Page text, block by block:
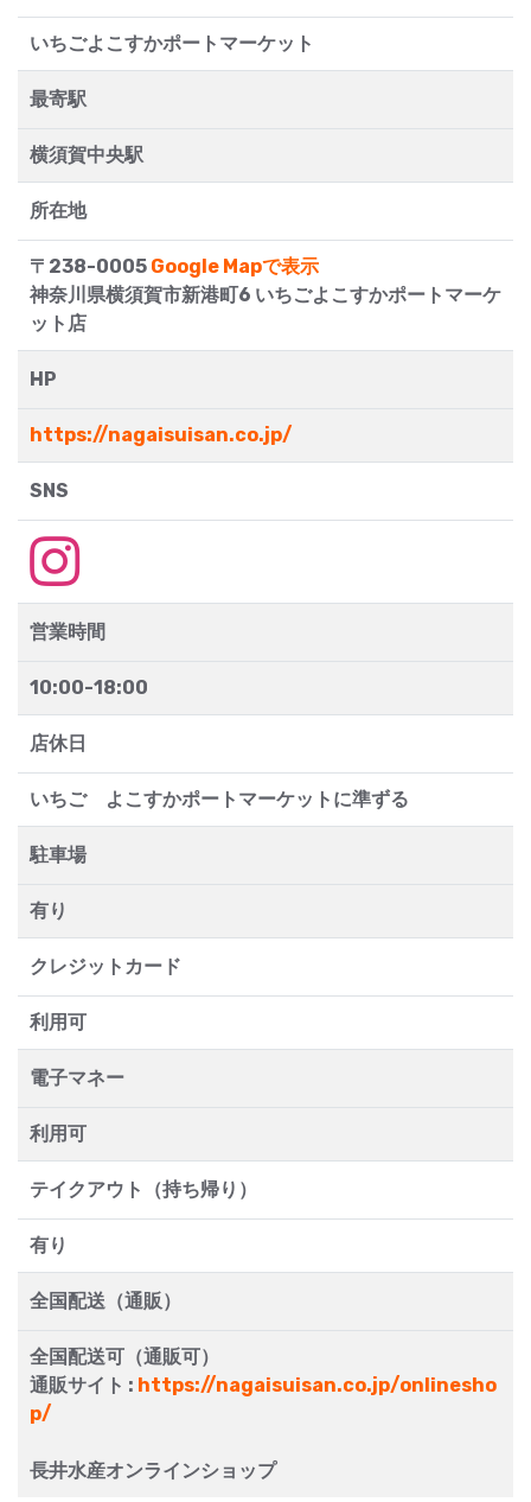
いちごよこすかポートマーケット
最寄駅
横須賀中央駅
所在地
〒238-0005 Google Mapで表示
神奈川県横須賀市新港町6 いちごよこすかポートマーケ
ット店
HP
https://nagaisuisan.co.jp/
SNS
営業時間
10:00-18:00
店休日
いちご よこすかポートマーケットに準ずる
駐車場
有り
クレジットカード
利用可
電子マネー
利用可
テイクアウト（持ち帰り）
有り
全国配送（通販）
全国配送可（通販可）
通販サイト : https://nagaisuisan.co.jp/onlinesho
p/
長井水産オンラインショップ